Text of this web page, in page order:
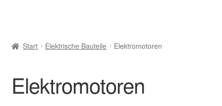
Datenschutz-Bestimmungen
Start Elektrische Bauteile Elektromotoren
Elektromotoren